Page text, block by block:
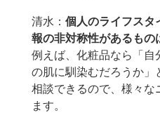
清水： 個人のライフスタ
報の非対称性があるもの
例えば、化粧品なら「
の肌に馴染むだろうか
相談できるので、様々な
ます。